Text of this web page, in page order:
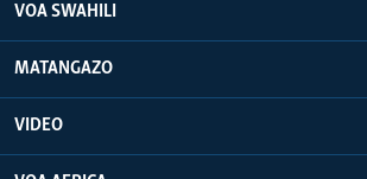
VOA SWAHILI
MATANGAZO
VIDEO